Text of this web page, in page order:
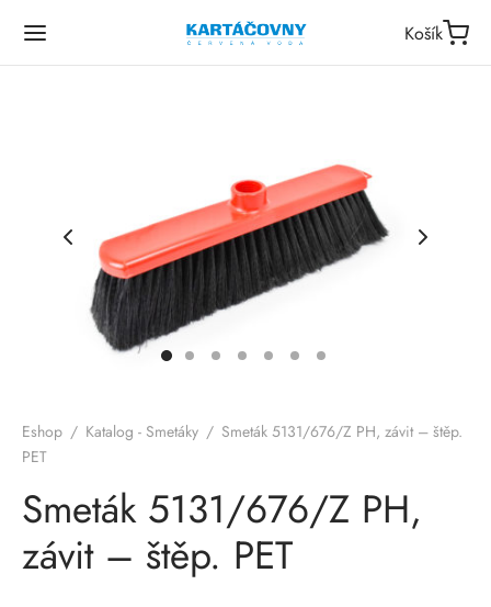
Košík
Eshop / Katalog - Smetáky / Smeták 5131/676/Z PH, závit – štěp.
PET
Smeták 5131/676/Z PH,
závit – štěp. PET